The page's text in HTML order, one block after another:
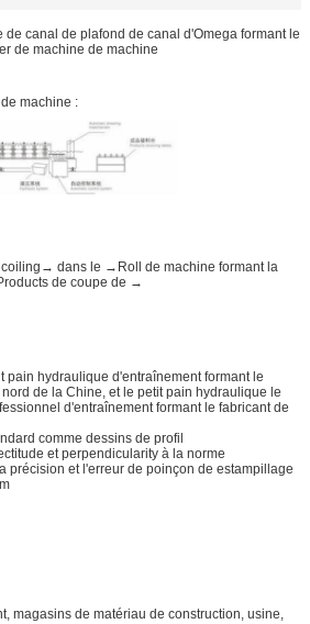
canal de plafond de canal d'Omega formant le
de machine de machine
machine :
dans le →Roll de machine formant la
de coupe de →
pain hydraulique d'entraînement formant le
de la Chine, et le petit pain hydraulique le
d'entraînement formant le fabricant de
comme dessins de profil
et perpendicularity à la norme
précision et l'erreur de poinçon de estampillage
magasins de matériau de construction, usine,